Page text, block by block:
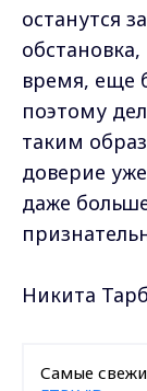
останутся
время, еще
поэтому
таким
доверие
даже
Никита
Самые